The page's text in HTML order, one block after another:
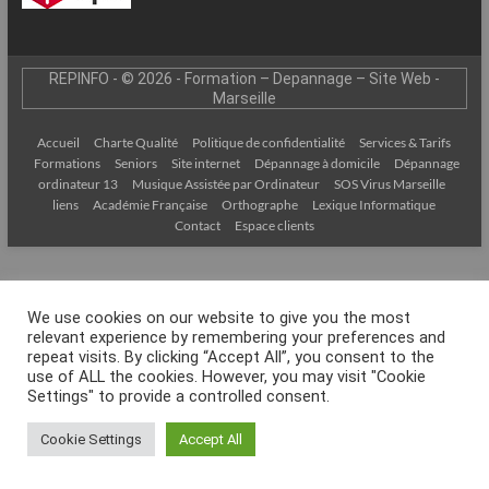
l’Informatique
Expliquée
Simplement
REPINFO - © 2026 - Formation – Depannage – Site Web -
Marseille
Accueil Charte Qualité Politique de confidentialité
Services & Tarifs
Formations
Seniors Site internet Dépannage à domicile
Dépannage
ordinateur 13
Musique Assistée par Ordinateur
SOS Virus Marseille
liens
Académie Française Orthographe
Lexique Informatique
Contact
Espace clients
We use cookies on our website to give you the most
relevant experience by remembering your preferences and
repeat visits. By clicking “Accept All”, you consent to the
use of ALL the cookies. However, you may visit "Cookie
Settings" to provide a controlled consent.
Cookie Settings Accept All